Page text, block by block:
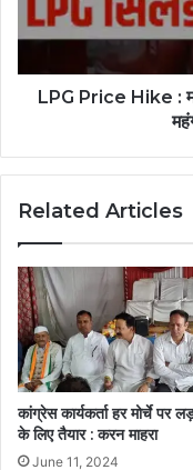
LPG Price Hike :
Related Articles
कांग्रेस कार्यकर्ता हर मोर्चे पर
के लिए तैयार : करन माहरा
June 11, 2024